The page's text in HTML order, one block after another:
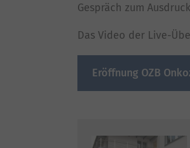
Gespräch zum
Das Video der Live-
Eröffnung OZB